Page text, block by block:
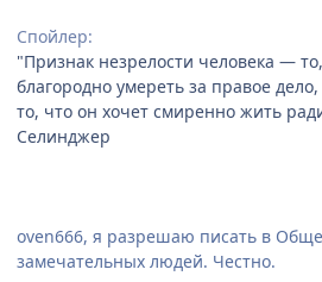
Спойлер:
"Признак незрелости человека —
благородно умереть за правое
то, что он хочет смиренно жить
Селинджер
oven666, я разрешаю писать в
замечательных людей. Честно.